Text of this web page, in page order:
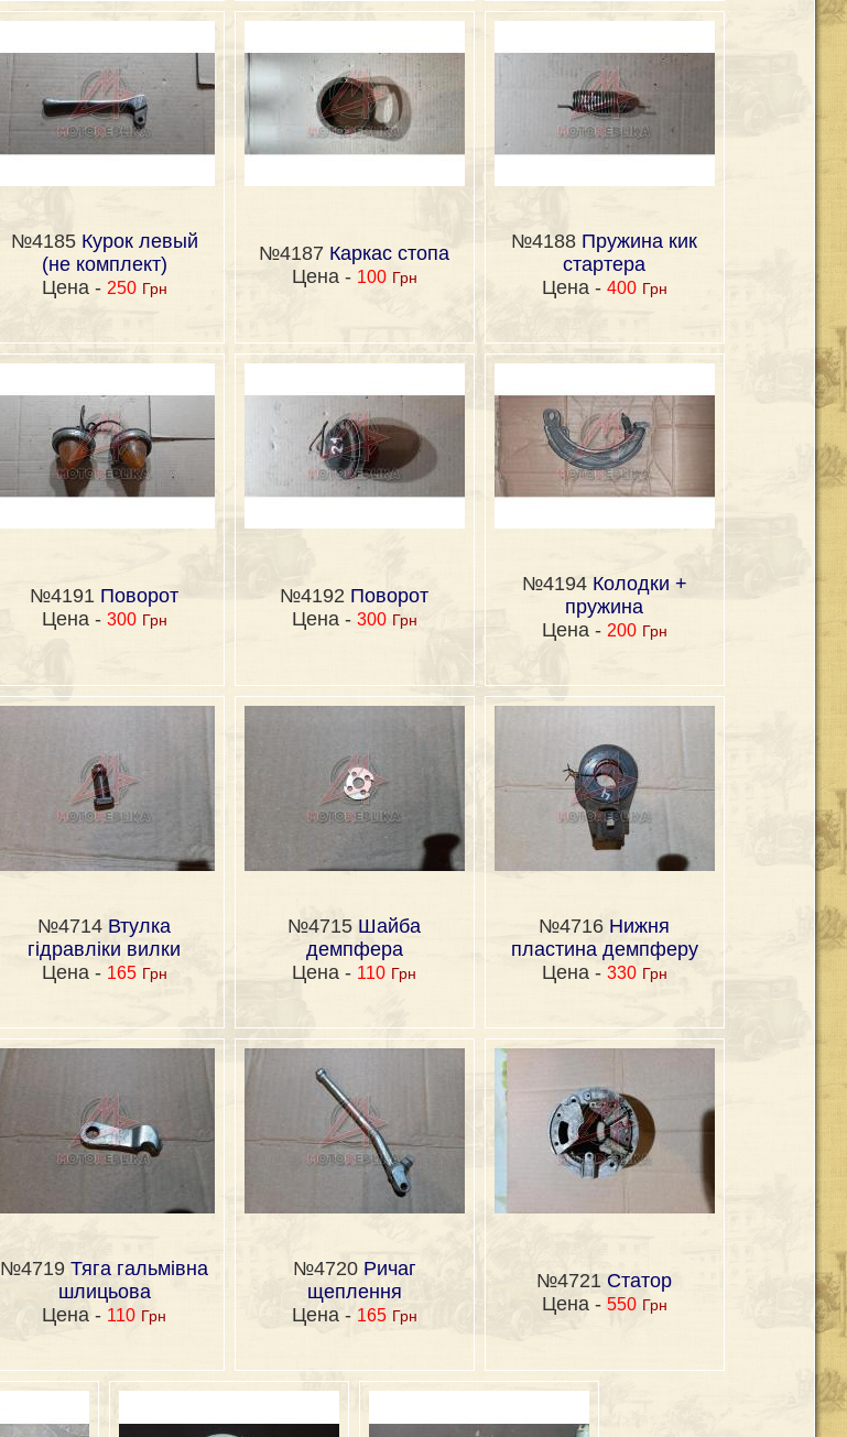
№4185 Курок левый
(не комплект)
Цена - 250 Грн
№4187 Каркас стопа
Цена - 100 Грн
№4188 Пружина кик
стартера
Цена - 400 Грн
№4191 Поворот
Цена - 300 Грн
№4192 Поворот
Цена - 300 Грн
№4194 Колодки +
пружина
Цена - 200 Грн
№4714 Втулка
гідравліки вилки
Цена - 165 Грн
№4715 Шайба
демпфера
Цена - 110 Грн
№4716 Нижня
пластина демпферу
Цена - 330 Грн
№4719 Тяга гальмівна
шлицьова
Цена - 110 Грн
№4720 Ричаг
щеплення
Цена - 165 Грн
№4721 Статор
Цена - 550 Грн